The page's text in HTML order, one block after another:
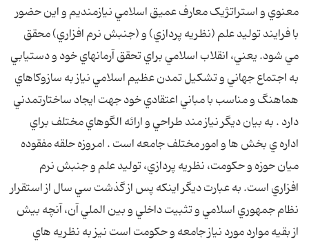
معنوي و استراتژيک معارف عميق اسلامي نيازمنديم و اين حضور
با فرايند توليد علم (نظريه پردازي) و (جنبش نرم افزاري) محقق
مي شود. يعني، انقلاب اسلامي براي تحقق آرمانهاي خود و دستيابي
به اجتماع جهاني و تشکيل تمدن عظيم اسلامي نياز به سازوکاهاي
هماهنگ و مناسب با مباني اعتقادي خود جهت ايجاد ساختارتمدني
دارد . به بيان ديگر نياز مند طراحي و ارائه الگوهاي مختلف براي
اداره ي بخش ها و امور مختلف جامعه است . امروزه حلقه مفقوده
ميان حوزه و حکومت، نظريه پردازي، توليد علم و جنبش نرم
افزاري است. به عبارت ديگر اينکه پس از گذشت سي سال از استقرار
نظام جمهوري اسلامي و تثبيت داخلي و بين الملي آن، آنچه بيش
از بقيه موارد مورد نياز جامعه و حکومت است نيز به نظريه هاي